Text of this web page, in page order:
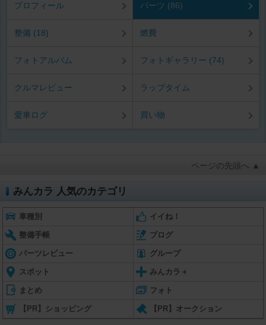
プロフィール パーツ (86)
整備 (18) 燃費
フォトアルバム フォトギャラリー (74)
クルマレビュー ラップタイム
愛車ログ 買い物
ページの先頭へ ▲
みんカラ 人気のカテゴリ
車種別 イイね！
整備手帳 ブログ
パーツレビュー グループ
スポット みんカラ＋
まとめ フォト
【PR】ショッピング 【PR】オークション